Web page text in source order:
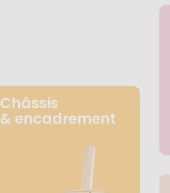
Châssis
& encadrement